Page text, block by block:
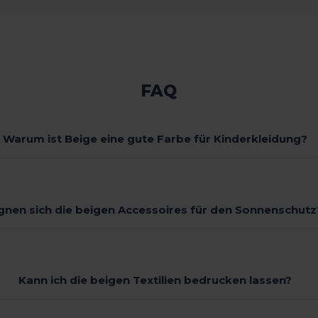
FAQ
Warum ist Beige eine gute Farbe für Kinderkleidung?
sich die beigen Accessoires für den
Kann ich die beigen Textilien bedrucken lassen?